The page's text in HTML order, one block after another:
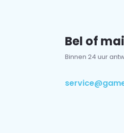
Bel of
Binnen 24 uur